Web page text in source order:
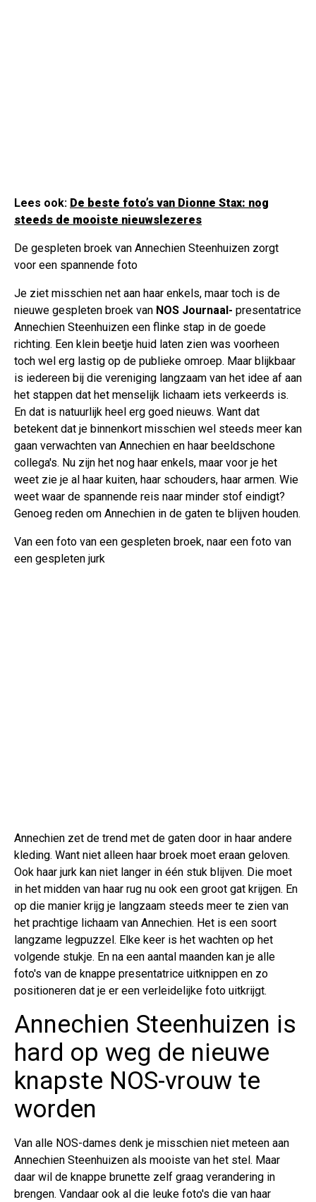
Lees ook: De beste foto’s van Dionne Stax: nog
steeds de mooiste nieuwslezeres
De gespleten broek van Annechien Steenhuizen zorgt
voor een spannende foto
Je ziet misschien net aan haar enkels, maar toch is de
nieuwe gespleten broek van NOS Journaal- presentatrice
Annechien Steenhuizen een flinke stap in de goede
richting. Een klein beetje huid laten zien was voorheen
toch wel erg lastig op de publieke omroep. Maar blijkbaar
is iedereen bij die vereniging langzaam van het idee af aan
het stappen dat het menselijk lichaam iets verkeerds is.
En dat is natuurlijk heel erg goed nieuws. Want dat
betekent dat je binnenkort misschien wel steeds meer kan
gaan verwachten van Annechien en haar beeldschone
collega's. Nu zijn het nog haar enkels, maar voor je het
weet zie je al haar kuiten, haar schouders, haar armen. Wie
weet waar de spannende reis naar minder stof eindigt?
Genoeg reden om Annechien in de gaten te blijven houden.
Van een foto van een gespleten broek, naar een foto van
een gespleten jurk
Annechien zet de trend met de gaten door in haar andere
kleding. Want niet alleen haar broek moet eraan geloven.
Ook haar jurk kan niet langer in één stuk blijven. Die moet
in het midden van haar rug nu ook een groot gat krijgen. En
op die manier krijg je langzaam steeds meer te zien van
het prachtige lichaam van Annechien. Het is een soort
langzame legpuzzel. Elke keer is het wachten op het
volgende stukje. En na een aantal maanden kan je alle
foto's van de knappe presentatrice uitknippen en zo
positioneren dat je er een verleidelijke foto uitkrijgt.
Annechien Steenhuizen is
hard op weg de nieuwe
knapste NOS-vrouw te
worden
Van alle NOS-dames denk je misschien niet meteen aan
Annechien Steenhuizen als mooiste van het stel. Maar
daar wil de knappe brunette zelf graag verandering in
brengen. Vandaar ook al die leuke foto's die van haar